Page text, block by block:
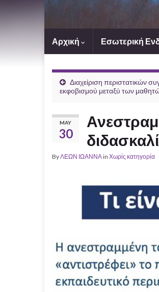
Αρχική Εσωτερική
Διαχείριση περιστατικών
εκφοβισμού μεταξύ των
MAY
30
ByΛΕΩΝ ΙΩΑΝΝΑin Χωρίς κατηγορία